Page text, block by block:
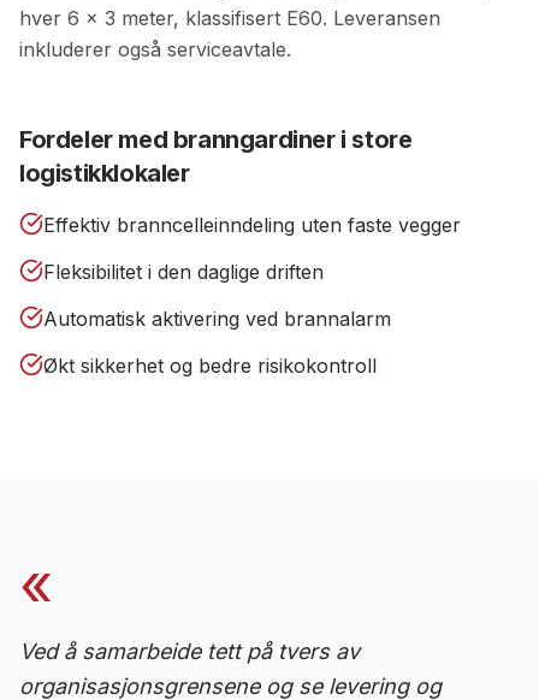
hver 6 × 3 meter, klassifisert E60. Leveransen
inkluderer også serviceavtale.
Fordeler med branngardiner i store
logistikklokaler
Effektiv branncelleinndeling uten faste vegger
Fleksibilitet i den daglige driften
Automatisk aktivering ved brannalarm
Økt sikkerhet og bedre risikokontroll
«
Ved å samarbeide tett på tvers av
organisasjonsgrensene og se levering og